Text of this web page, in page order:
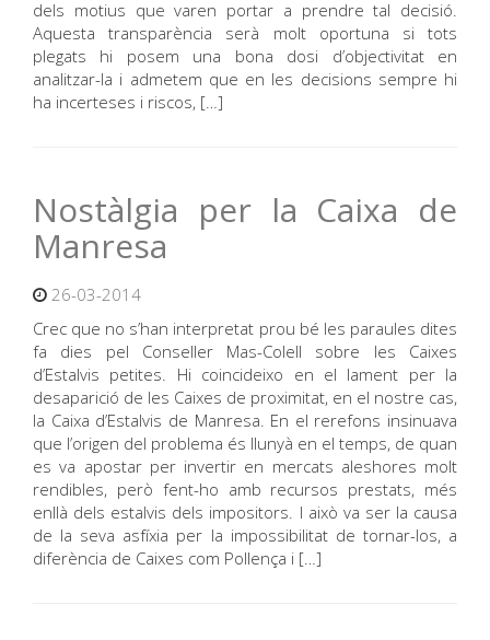
dels motius que varen portar a prendre tal decisió.
Aquesta transparència serà molt oportuna si tots
plegats hi posem una bona dosi d’objectivitat en
analitzar-la i admetem que en les decisions sempre hi
ha incerteses i riscos, […]
Nostàlgia per la Caixa de
Manresa
26-03-2014
Crec que no s’han interpretat prou bé les paraules dites
fa dies pel Conseller Mas-Colell sobre les Caixes
d’Estalvis petites. Hi coincideixo en el lament per la
desaparició de les Caixes de proximitat, en el nostre cas,
la Caixa d’Estalvis de Manresa. En el rerefons insinuava
que l’origen del problema és llunyà en el temps, de quan
es va apostar per invertir en mercats aleshores molt
rendibles, però fent-ho amb recursos prestats, més
enllà dels estalvis dels impositors. I això va ser la causa
de la seva asfíxia per la impossibilitat de tornar-los, a
diferència de Caixes com Pollença i […]